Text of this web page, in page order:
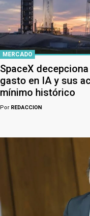
MERCADO
SpaceX
gasto en IA y sus
mínimo histórico
Por REDACCION